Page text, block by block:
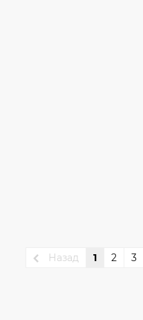
Назад 1 2 3